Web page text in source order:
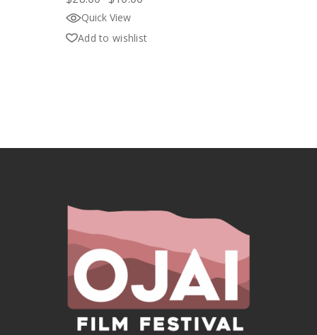
Quick View
Add to wishlist